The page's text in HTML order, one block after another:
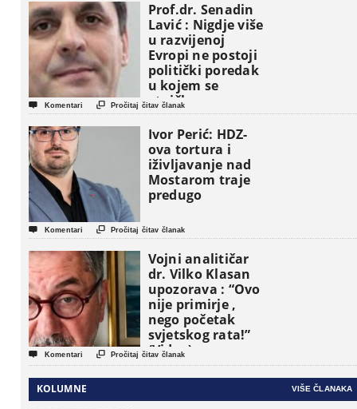
Prof.dr. Senadin
Lavić : Nigdje više
u razvijenoj
Evropi ne postoji
politički poredak
u kojem se
etničke grupe
pojavljuju kao
osnovne
političke jedinice
 Komentari  Pročitaj čitav članak
Ivor Perić: HDZ-
ova tortura i
iživljavanje nad
Mostarom traje
predugo
 Komentari  Pročitaj čitav članak
Vojni analitičar
dr. Vilko Klasan
upozorava : “Ovo
nije primirje ,
nego početak
svjetskog rata!”
(Video)
 Komentari  Pročitaj čitav članak
KOLUMNE VIŠE ČLANAKA